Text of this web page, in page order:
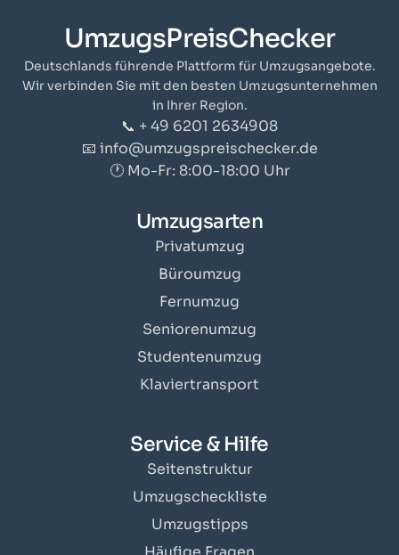
UmzugsPreisChecker
Deutschlands führende Plattform für Umzugsangebote.
Wir verbinden Sie mit den besten Umzugsunternehmen
in Ihrer Region.
📞 + 49 6201 2634908
📧 info@umzugspreischecker.de
🕐 Mo-Fr: 8:00-18:00 Uhr
Umzugsarten
Privatumzug
Büroumzug
Fernumzug
Seniorenumzug
Studentenumzug
Klaviertransport
Service & Hilfe
Seitenstruktur
Umzugscheckliste
Umzugstipps